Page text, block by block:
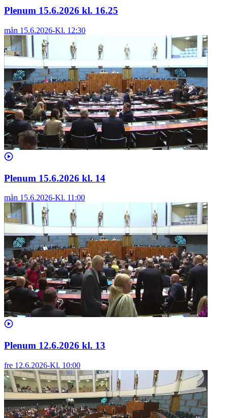
Plenum 15.6.2026 kl. 16.25
mån 15.6.2026-Kl. 12:30
Plenum 15.6.2026 kl. 14
mån 15.6.2026-Kl. 11:00
Plenum 12.6.2026 kl. 13
fre 12.6.2026-Kl. 10:00